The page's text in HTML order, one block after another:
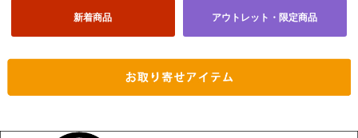
新着商品 アウトレット・限定商品